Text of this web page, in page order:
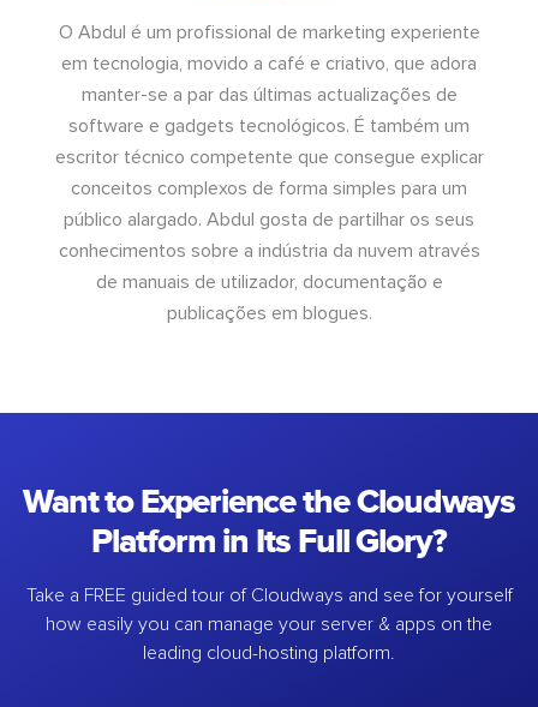
O Abdul é um profissional de marketing experiente
em tecnologia, movido a café e criativo, que adora
manter-se a par das últimas actualizações de
software e gadgets tecnológicos. É também um
escritor técnico competente que consegue explicar
conceitos complexos de forma simples para um
público alargado. Abdul gosta de partilhar os seus
conhecimentos sobre a indústria da nuvem através
de manuais de utilizador, documentação e
publicações em blogues.
Want to Experience the Cloudways
Platform in Its Full Glory?
Take a FREE guided tour of Cloudways and see for yourself
how easily you can manage your server & apps on the
leading cloud-hosting platform.